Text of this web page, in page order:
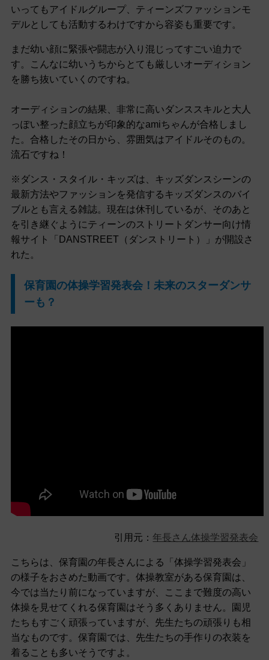
いってもアイドルグループ、ティーンズファッションモ
デルとしても活動するわけですから容姿も重要です。
まだ幼い顔に緊張や闘志が入り混じってすごい迫力で
す。こんなに幼いうちからとても厳しいオーディション
を勝ち抜いていくのですね。
オーディションの結果、非常に高いダンススキルと大人
っぽい整った顔立ちが印象的なamiちゃんが合格しまし
た。合格したその日から、雰囲気はアイドルそのもの。
流石ですね！
※ダンス・スタイル・キッズは、キッズダンスシーンの
最新方法やファッションを発信するキッズダンスのバイ
ブルとも言える雑誌。現在は休刊しているが、そのあと
を引き継ぐようにティーンのストリートダンサー向け情
報サイト「DANSTREET（ダンストリート）」が開設さ
れた。
保育園の体操学習発表会！未来のスターダンサ
ーも？
引用元：年長さん体操学習発表会
こちらは、保育園の年長さんによる「体操学習発表会」
の様子をおさめた動画です。体操教室がある保育園は、
今では当たり前になっていますが、ここまで難度の高い
体操を見せてくれる保育園はそう多くありません。園児
たちもすごく頑張っていますが、先生たちの頑張りも相
当なものです。保育園では、先生たちの手作りの衣装を
着ることも多いそうですよ。